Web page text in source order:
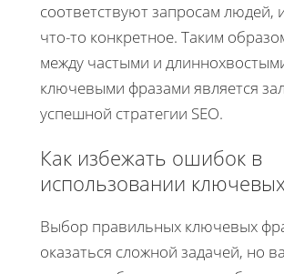
соответствуют запросам
что-то конкретное. Таким
между частыми и
ключевыми фразами является
успешной стратегии SEO.
Как избежать ошибок в
использовании
Выбор правильных ключевых
оказаться сложной задачей, но